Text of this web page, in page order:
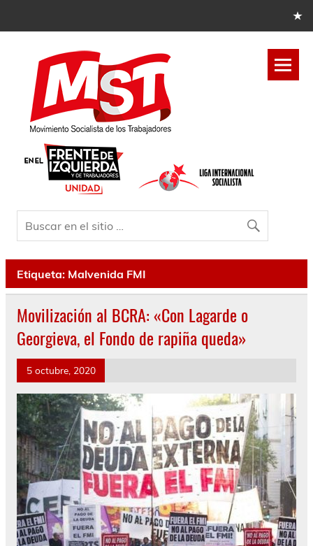
Etiqueta: Malvenida FMI
Movilización al BCRA: «Con Lagarde o
Georgieva, el Fondo de rapiña queda»
5 octubre, 2020